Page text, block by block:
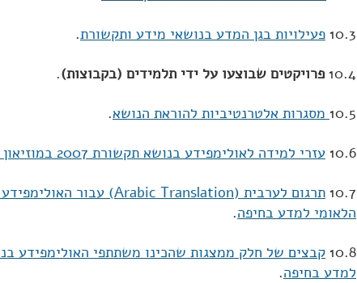
10.3 פעילויות בגן המדע בנושאי מידע ותקשורת.
10.4 פרויקטים שבוצעו על ידי תלמידים (בקבוצות).
10.5 מסגרות אלטרנטיביות להוראת הנושא.
10.6 עזרי למידה לאולימפידע בנושא תקשורת 2007 במוזיאון הלאומי למדע בחיפה
10.7
הלאומי למדע בחיפה.
10.8 קבצים של חלק ממצגות שהכינו משתתפי האולימפידע
למדע בחיפה.